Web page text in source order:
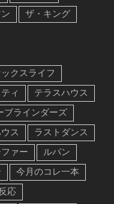
ザ・キング
クスライフ
ィ
テラスハウス
ブラインダーズ
ス
ラストダンス
ァー
ルパン
今月のコレ一本
応